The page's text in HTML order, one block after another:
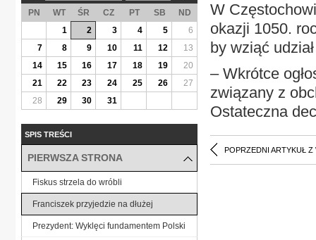
W
okazji 1050.
by wziąć
– Wkrótce
związany z
Ostateczna
POPRZEDNI ARTYKUŁ Z
PN WT ŚR CZ PT SB
ND
1
2 3 4 5
6
7
8 9 10 11 12
13
14
15 16 17 18 19
20
21
22 23 24 25 26
27
28
29 30 31
SPIS TREŚCI
PIERWSZA STRONA
Fiskus strzela do wróbli
Franciszek przyjedzie na dłużej
Prezydent: Wyklęci fundamentem Polski